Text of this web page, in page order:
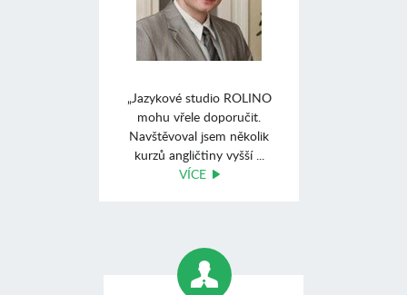
„Jazykové studio ROLINO
mohu vřele doporučit.
Navštěvoval jsem několik
kurzů angličtiny vyšší ...
VÍCE